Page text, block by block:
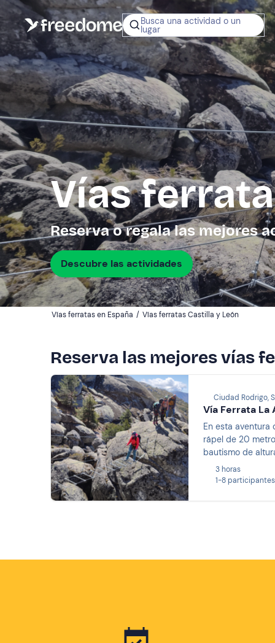
Busca una actividad o un
lugar
¿No sabes
regalar?
Tarjeta Regalo
Freedome
Un regalo
permite elegir
experiencias
en toda
Regala
Vías
Reserva o regala las mejores
Descubre las actividades
Vías ferratas en España / Vías ferratas Castilla y León
Reserva las mejores vías
Ciudad Rodrigo,
Vía Ferrata La
En esta aventura
rápel de 20
bautismo de
3 horas
1-8 participantes